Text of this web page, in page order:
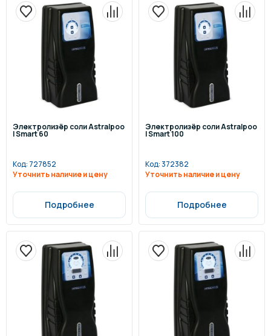
Электролизёр соли Astralpoo
l Smart 60
Код: 727852
Уточнить наличие и цену
Подробнее
Электролизёр соли Astralpoo
l Smart 100
Код:372382
Уточнить наличие и цену
Подробнее